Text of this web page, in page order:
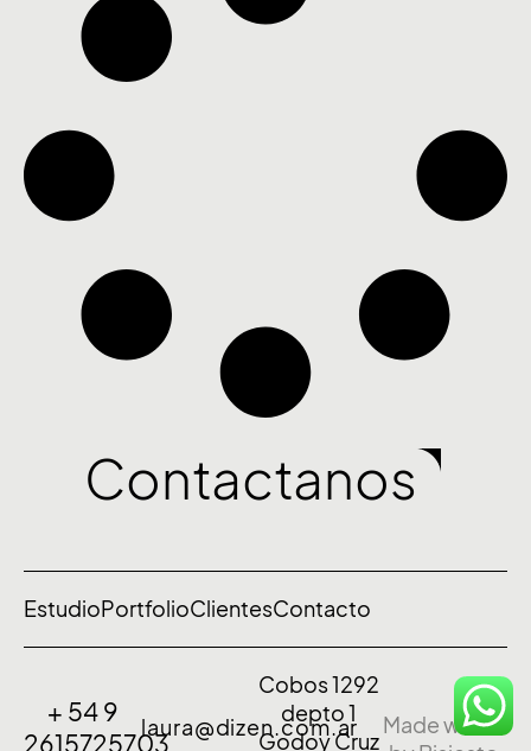
Contactanos
EstudioPortfolioClientesContacto
+ 54 9
2615725703
laura@dizen.com.ar
Cobos 1292
depto 1
Godoy Cruz
Made with ❤